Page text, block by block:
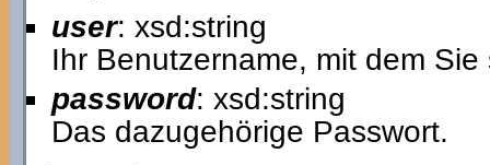
user: xsd:string
Ihr Benutzername, mit dem
password: xsd:string
Das dazugehörige Passwort.